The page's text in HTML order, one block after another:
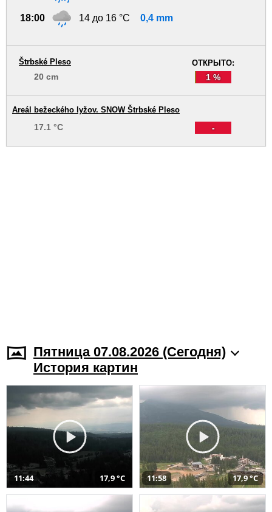
18:00 14 до 16 °C 0,4 mm
ОТКРЫТО:
1 %
Štrbské Pleso
20 cm
-
Areál bežeckého lyžov. SNOW Štrbské Pleso
17.1 °C
Пятница 07.08.2026 (Cегодня)
История картин
11:44 17,9 °C 11:58 17,9 °C